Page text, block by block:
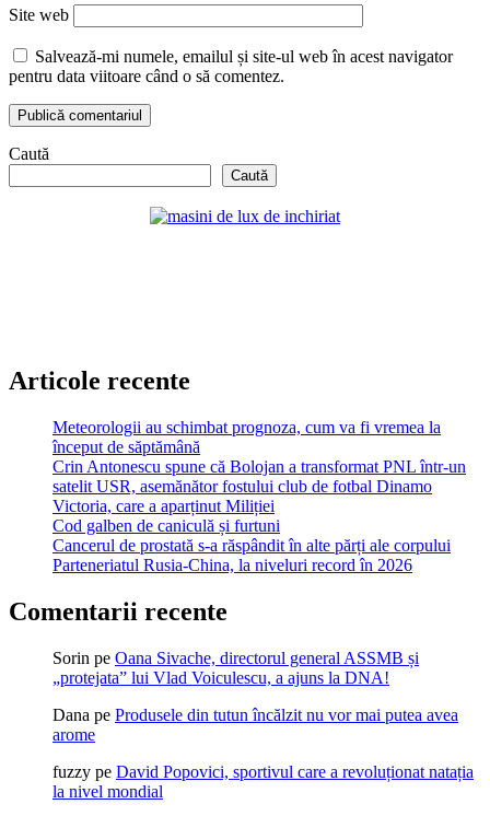
Site web
Salvează-mi numele, emailul și site-ul web în acest navigator
pentru data viitoare când o să comentez.
Caută
Caută
Articole recente
Meteorologii au schimbat prognoza, cum va fi vremea la
început de săptămână
Crin Antonescu spune că Bolojan a transformat PNL într-un
satelit USR, asemănător fostului club de fotbal Dinamo
Victoria, care a aparținut Miliției
Cod galben de caniculă și furtuni
Cancerul de prostată s-a răspândit în alte părți ale corpului
Parteneriatul Rusia-China, la niveluri record în 2026
Comentarii recente
Sorin pe Oana Sivache, directorul general ASSMB și
„protejata” lui Vlad Voiculescu, a ajuns la DNA!
Dana pe Produsele din tutun încălzit nu vor mai putea avea
arome
fuzzy pe David Popovici, sportivul care a revoluționat natația
la nivel mondial